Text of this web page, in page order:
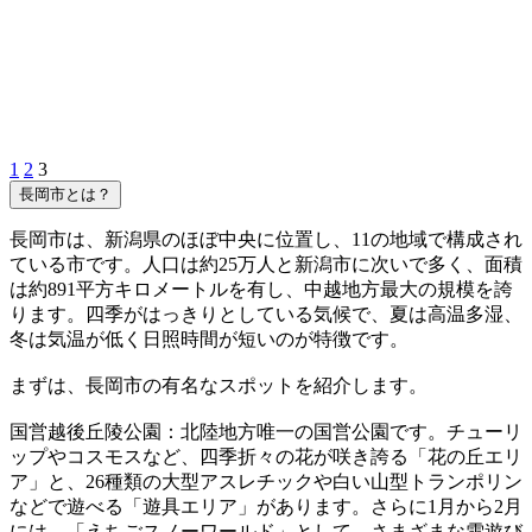
1 2 3
長岡市とは？
長岡市は、新潟県のほぼ中央に位置し、11の地域で構成され
ている市です。人口は約25万人と新潟市に次いで多く、面積
は約891平方キロメートルを有し、中越地方最大の規模を誇
ります。四季がはっきりとしている気候で、夏は高温多湿、
冬は気温が低く日照時間が短いのが特徴です。
まずは、長岡市の有名なスポットを紹介します。
国営越後丘陵公園：北陸地方唯一の国営公園です。チューリ
ップやコスモスなど、四季折々の花が咲き誇る「花の丘エリ
ア」と、26種類の大型アスレチックや白い山型トランポリン
などで遊べる「遊具エリア」があります。さらに1月から2月